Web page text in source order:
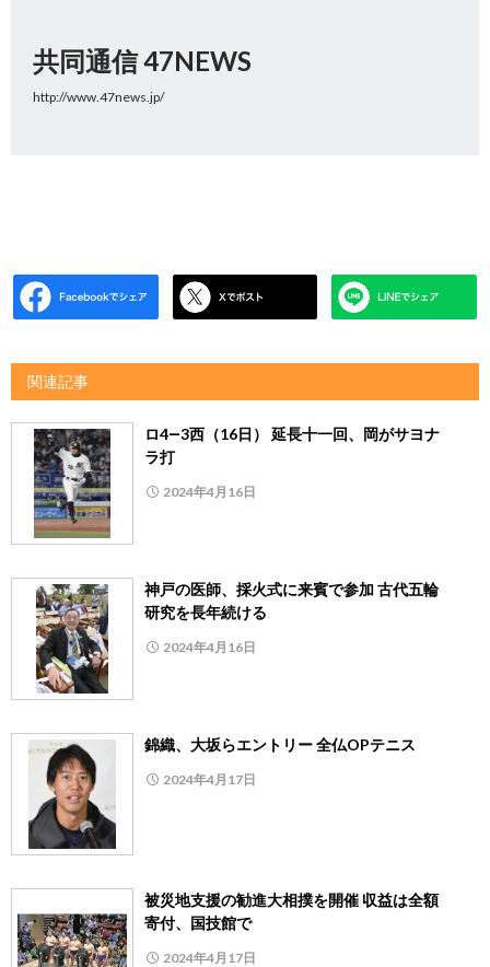
共同通信 47NEWS
http://www.47news.jp/
関連記事
ロ4―3西（16日） 延長十一回、岡がサヨナ
ラ打
2024年4月16日
神戸の医師、採火式に来賓で参加 古代五輪
研究を長年続ける
2024年4月16日
錦織、大坂らエントリー 全仏OPテニス
2024年4月17日
被災地支援の勧進大相撲を開催 収益は全額
寄付、国技館で
2024年4月17日